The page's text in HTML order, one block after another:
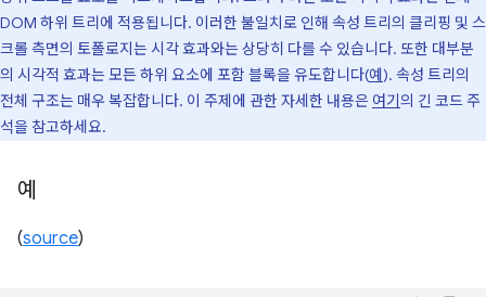
DOM 하위 트리에 적용됩니다. 이러한 불일치로 인해 속성 트리의 클리핑 및 스
크롤 측면의 토폴로지는 시각 효과와는 상당히 다를 수 있습니다. 또한 대부분
의 시각적 효과는 모든 하위 요소에 포함 블록을 유도합니다(예). 속성 트리의
전체 구조는 매우 복잡합니다. 이 주제에 관한 자세한 내용은 여기의 긴 코드 주
석을 참고하세요.
예
(source)